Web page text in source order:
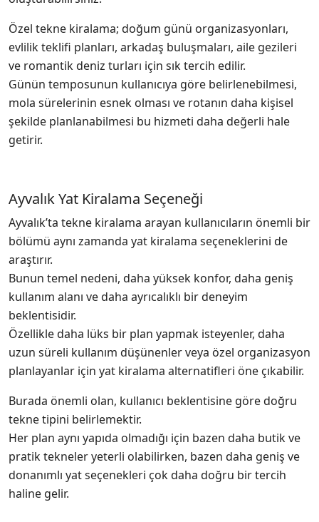
Özel tekne kiralama; doğum günü organizasyonları,
evlilik teklifi planları, arkadaş buluşmaları, aile gezileri
ve romantik deniz turları için sık tercih edilir.
Günün temposunun kullanıcıya göre belirlenebilmesi,
mola sürelerinin esnek olması ve rotanın daha kişisel
şekilde planlanabilmesi bu hizmeti daha değerli hale
getirir.
Ayvalık Yat Kiralama Seçeneği
Ayvalık’ta tekne kiralama arayan kullanıcıların önemli bir
bölümü aynı zamanda yat kiralama seçeneklerini de
araştırır.
Bunun temel nedeni, daha yüksek konfor, daha geniş
kullanım alanı ve daha ayrıcalıklı bir deneyim
beklentisidir.
Özellikle daha lüks bir plan yapmak isteyenler, daha
uzun süreli kullanım düşünenler veya özel organizasyon
planlayanlar için yat kiralama alternatifleri öne çıkabilir.
Burada önemli olan, kullanıcı beklentisine göre doğru
tekne tipini belirlemektir.
Her plan aynı yapıda olmadığı için bazen daha butik ve
pratik tekneler yeterli olabilirken, bazen daha geniş ve
donanımlı yat seçenekleri çok daha doğru bir tercih
haline gelir.